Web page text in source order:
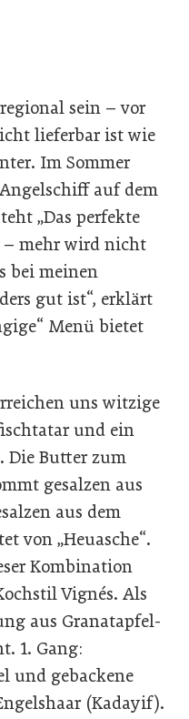
sein – vor
lieferbar ist wie
Im Sommer
auf dem
„Das perfekte
– mehr wird nicht
bei meinen
gut ist“, erklärt
Menü bietet
uns witzige
und ein
Die Butter zum
gesalzen aus
aus dem
von „Heuasche“.
Kombination
Vignés. Als
aus Granatapfel-
1. Gang:
und gebackene
(Kadayif).